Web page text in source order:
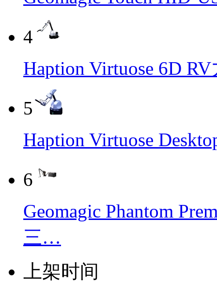
4
Haption Virtuose 6D
5
Haption Virtuose
6
Geomagic Phantom
三…
上架时间